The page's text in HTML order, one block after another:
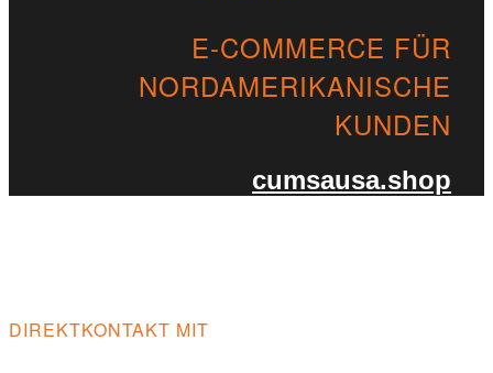
E-COMMERCE FÜR
NORDAMERIKANISCHE
KUNDEN
cumsausa.shop
DIREKTKONTAKT MIT